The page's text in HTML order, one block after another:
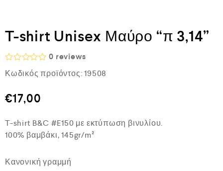
T-shirt Unisex Μαύρο “π 3,14”
Β
α
μ
ο
γ
ή
θ
ε
0 reviews
Κωδικός προϊόντος: 19508
€17,00
T-shirt B&C #E150 με εκτύπωση βινυλίου.
100% βαμβάκι, 145gr/m²
Κανονική γραμμή